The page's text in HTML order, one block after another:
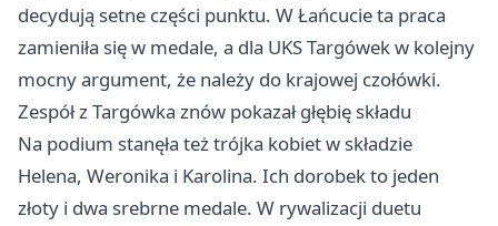
decydują setne części punktu. W Łańcucie ta praca
zamieniła się w medale, a dla UKS Targówek w kolejny
mocny argument, że należy do krajowej czołówki.
Zespół z Targówka znów pokazał głębię składu
Na podium stanęła też trójka kobiet w składzie
Helena, Weronika i Karolina. Ich dorobek to jeden
złoty i dwa srebrne medale. W rywalizacji duetu